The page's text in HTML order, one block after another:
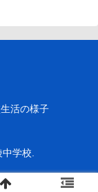
活の様子
学校.